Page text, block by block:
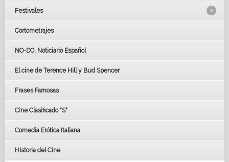
Festivales
LOS OSCARS
GOYAS
BAFTA
Cortometrajes
NO-DO. Noticiario Español
El cine de Terence Hill y Bud Spencer
Frases Famosas
Cine Clasificado "S"
Comedia Erótica Italiana
Historia del Cine